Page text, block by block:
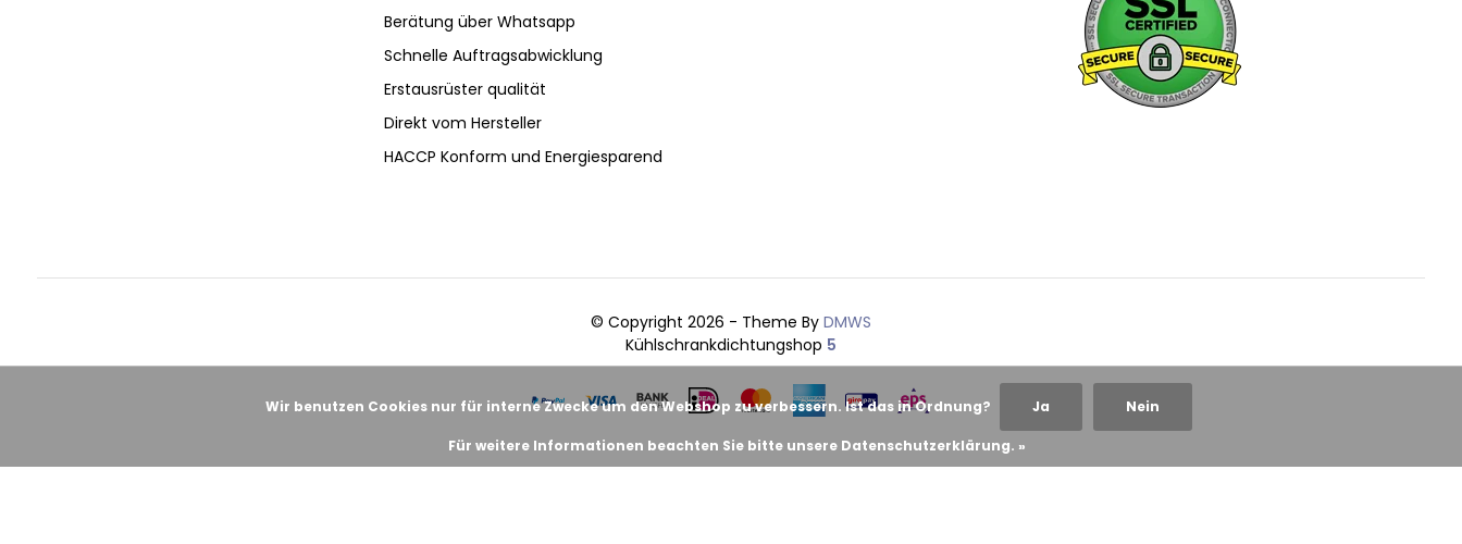
Berätung über Whatsapp
Schnelle Auftragsabwicklung
Erstausrüster qualität
Direkt vom Hersteller
HACCP Konform und Energiesparend
© Copyright 2026 - Theme By DMWS
Kühlschrankdichtungshop 5
Wir benutzen Cookies nur für interne Zwecke um den Webshop zu verbessern. Ist das in Ordnung? Ja Nein
Für weitere Informationen beachten Sie bitte unsere Datenschutzerklärung. »